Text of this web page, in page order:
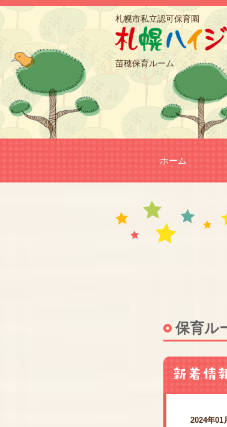
札幌市私立認可保育園
苗穂保育ルーム
ホーム
保育ル
2024年01